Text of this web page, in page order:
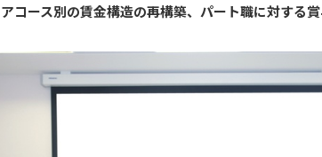
コース別の賃金構造の再構築、パート職に対する